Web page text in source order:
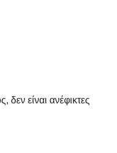
είναι ανέφικτες